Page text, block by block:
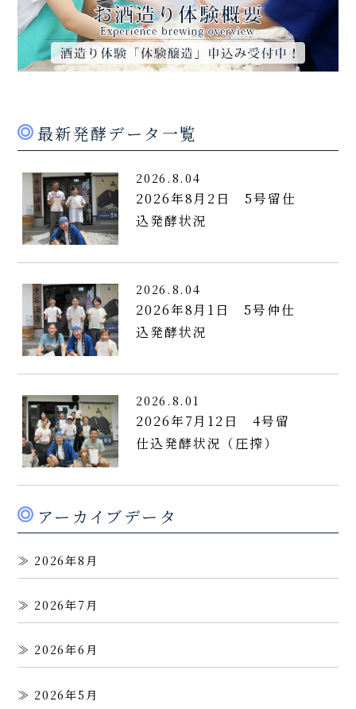
最新発酵データ一覧
2026.8.04
2026年8月2日 5号留仕
込発酵状況
2026.8.04
2026年8月1日 5号仲仕
込発酵状況
2026.8.01
2026年7月12日 4号留
仕込発酵状況（圧搾）
アーカイブデータ
2026年8月
2026年7月
2026年6月
2026年5月